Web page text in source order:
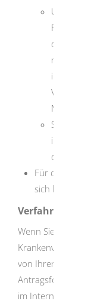
Unmittelbar
der
mindestens
in den
Monaten
Sie
innerhalb
der
Für die private
sich beim
Verfahrensablauf
Wenn Sie sich
Krankenversicherung
von Ihrer
Antragsformulare.
im Internet an.